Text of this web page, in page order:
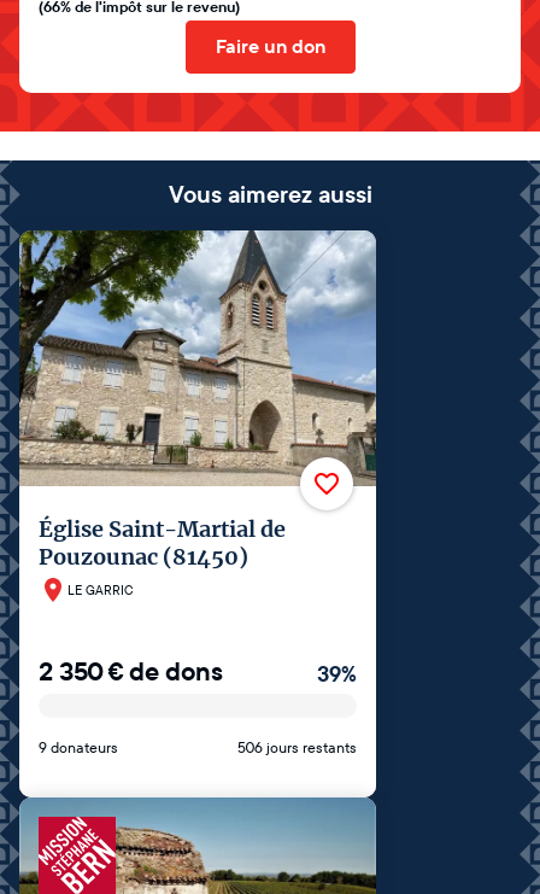
(66% de l'impôt sur le revenu)
Faire un don
Vous aimerez aussi
Église Saint-Martial de
Pouzounac (81450)
LE GARRIC
2 350€de dons 39%
9 donateurs 506 jours restants